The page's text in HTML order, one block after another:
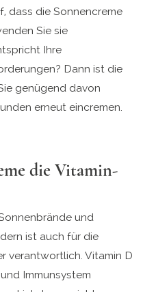
dass die Sonnencreme
Sie sie
Ihre
Dann ist die
genügend davon
erneut eincremen.
die Vitamin-
und
ist auch für die
verantwortlich. Vitamin D
Immunsystem